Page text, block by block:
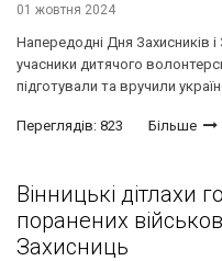
01 жовтня 2024
Напередодні Дня Захисників і
учасники дитячого
підготували та вручили
Переглядів: 823 Більше
Вінницькі дітлахи
поранених
Захисниць